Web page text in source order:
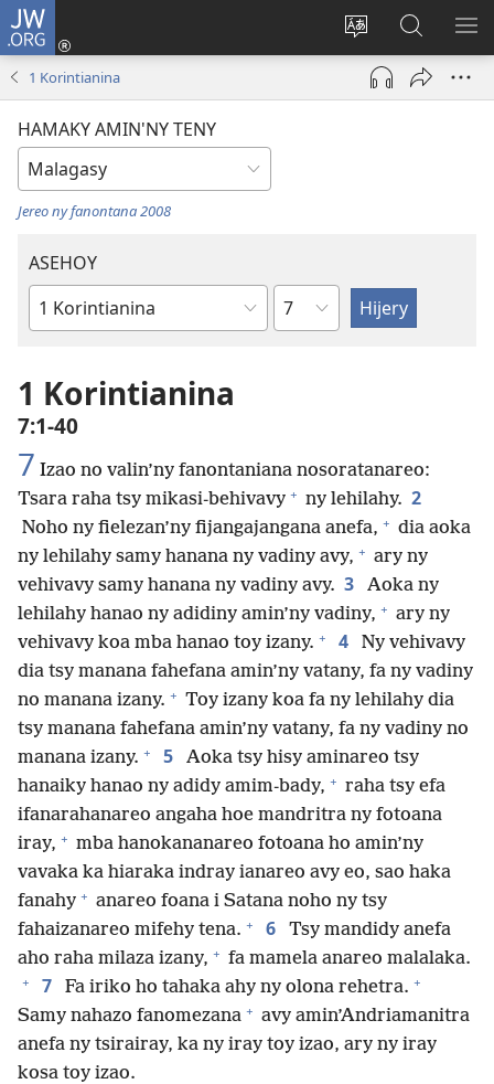
JW.ORG
Hiova
fiteny
Hiditra
(manokatra
rohy)
ato
Amin’ny
1 Korintianina
HAMAKY AMIN'NY TENY
Jereo ny fanontana 2008
ASEHOY
Boky
Amin’ny
Baiboly
Toko
1 Korintianina
7:1-40
7 Izao no valin’ny fanontaniana nosoratanareo:
Tsara raha tsy mikasi-behivavy + ny lehilahy. 2
Noho ny fielezan’ny fijangajangana anefa, + dia aoka
ny lehilahy samy hanana ny vadiny avy, + ary ny
vehivavy samy hanana ny vadiny avy. 3
Aoka ny
lehilahy hanao ny adidiny amin’ny vadiny, + ary ny
vehivavy koa mba hanao toy izany. + 4
Ny vehivavy
dia tsy manana fahefana amin’ny vatany, fa ny vadiny
no manana izany. + Toy izany koa fa ny lehilahy dia
tsy manana fahefana amin’ny vatany, fa ny vadiny no
manana izany. + 5
Aoka tsy hisy aminareo tsy
hanaiky hanao ny adidy amim-bady, + raha tsy efa
ifanarahanareo angaha hoe mandritra ny fotoana
iray, + mba hanokananareo fotoana ho amin’ny
vavaka ka hiaraka indray ianareo avy eo, sao haka
fanahy + anareo foana i Satana noho ny tsy
fahaizanareo mifehy tena. + 6
Tsy mandidy anefa
aho raha milaza izany, + fa mamela anareo malalaka.
+ 7 Fa iriko ho tahaka ahy ny olona rehetra. +
Samy nahazo fanomezana + avy amin’Andriamanitra
anefa ny tsirairay, ka ny iray toy izao, ary ny iray
kosa toy izao.